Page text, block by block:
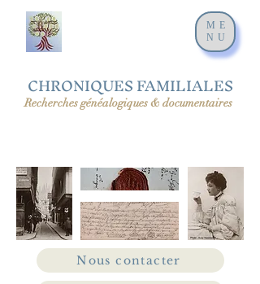
CHRONIQUES FAMILIALES
Recherches généalogiques & documentaires
Nous contacter
ME
NU